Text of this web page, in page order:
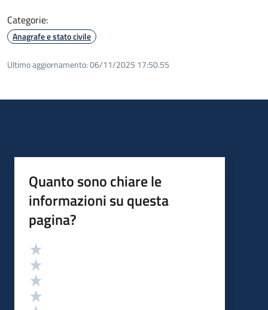
Categorie:
Anagrafe e stato civile
Ultimo aggiornamento:06/11/2025 17:50.55
Quanto sono chiare le
informazioni su questa
pagina?
Valutazione